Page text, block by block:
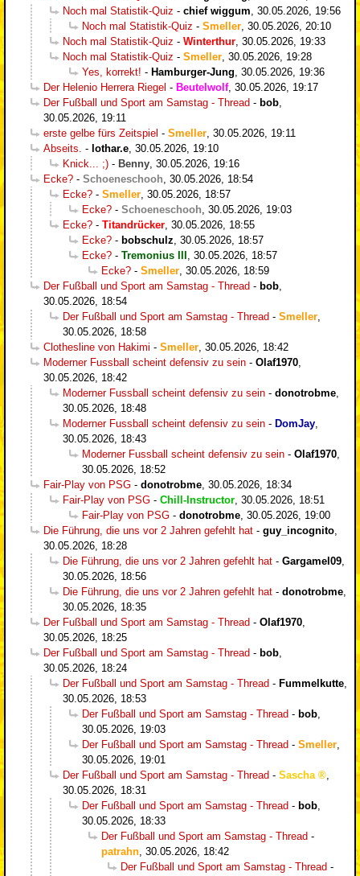
Noch mal Statistik-Quiz - chief wiggum 30.05.2026, 19:56
Noch mal Statistik-Quiz - Smeller 30.05.2026, 20:10
Noch mal Statistik-Quiz - Winterthur 30.05.2026, 19:33
Noch mal Statistik-Quiz - Smeller 30.05.2026, 19:28
Yes, korrekt! - Hamburger-Jung 30.05.2026, 19:36
Der Helenio Herrera Riegel - Beutelwolf, 30.05.2026, 19:17
Der Fußball und Sport am Samstag - Thread - bob
30.05.2026, 19:11
erste gelbe fürs Zeitspiel - Smeller 30.05.2026, 19:11
Abseits. - lothar.e 30.05.2026, 19:10
Knick... ;) - Benny 30.05.2026, 19:16
Ecke? - Schoeneschooh 30.05.2026, 18:54
Ecke? - Smeller 30.05.2026, 18:57
Ecke? - Schoeneschooh 30.05.2026, 19:03
Ecke? - Titandrücker 30.05.2026, 18:55
Ecke? - bobschulz 30.05.2026, 18:57
Ecke? - Tremonius III
30.05.2026, 18:57
Ecke? - Smeller 30.05.2026, 18:59
Der Fußball und Sport am Samstag - Thread - bob
30.05.2026, 18:54
Der Fußball und Sport am Samstag - Thread - Smeller
30.05.2026, 18:58
Clothesline von Hakimi - Smeller 30.05.2026, 18:42
Moderner Fussball scheint defensiv zu sein - Olaf1970
30.05.2026, 18:42
Moderner Fussball scheint defensiv zu sein - donotrobme
30.05.2026, 18:48
Moderner Fussball scheint defensiv zu sein - DomJay
30.05.2026, 18:43
Moderner Fussball scheint defensiv zu sein - Olaf1970
30.05.2026, 18:52
Fair-Play von PSG - donotrobme 30.05.2026, 18:34
Fair-Play von PSG - Chill-Instructor 30.05.2026, 18:51
Fair-Play von PSG - donotrobme 30.05.2026, 19:00
Die Führung, die uns vor 2 Jahren gefehlt hat - guy_incognito
30.05.2026, 18:28
Die Führung, die uns vor 2 Jahren gefehlt hat - Gargamel09
30.05.2026, 18:56
Die Führung, die uns vor 2 Jahren gefehlt hat - donotrobme
30.05.2026, 18:35
Der Fußball und Sport am Samstag - Thread - Olaf1970
30.05.2026, 18:25
Der Fußball und Sport am Samstag - Thread - bob
30.05.2026, 18:24
Der Fußball und Sport am Samstag - Thread - Fummelkutte
30.05.2026, 18:53
Der Fußball und Sport am Samstag - Thread - bob
30.05.2026, 19:03
Der Fußball und Sport am Samstag - Thread - Smeller
30.05.2026, 19:01
Der Fußball und Sport am Samstag - Thread - Sascha
30.05.2026, 18:31
Der Fußball und Sport am Samstag - Thread - bob
30.05.2026, 18:33
Der Fußball und Sport am Samstag - Thread -
patrahn 30.05.2026, 18:42
Der Fußball und Sport am Samstag - Thread -